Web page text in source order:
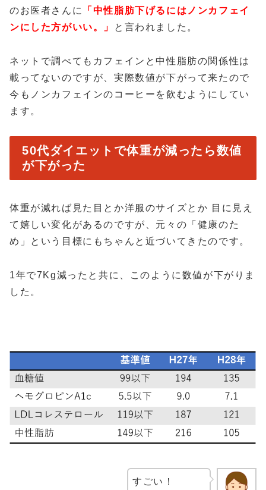
のお医者さんに
「中性脂肪下げるにはノンカフェイ
ンにした方がいい。」
と言われました。
ネットで調べてもカフェインと中性脂肪の関係性は
載ってないのですが、実際数値が下がって来たので
今もノンカフェインのコーヒーを飲むようにしてい
ます。
50代ダイエットで体重が減ったら数値
が下がった
体重が減れば見た目とか洋服のサイズとか 目に見え
て嬉しい変化があるのですが、元々の「健康のた
め」という目標にもちゃんと近づいてきたのです。
1年で7Kg減ったと共に、このように数値が下がりま
した。
すごい！